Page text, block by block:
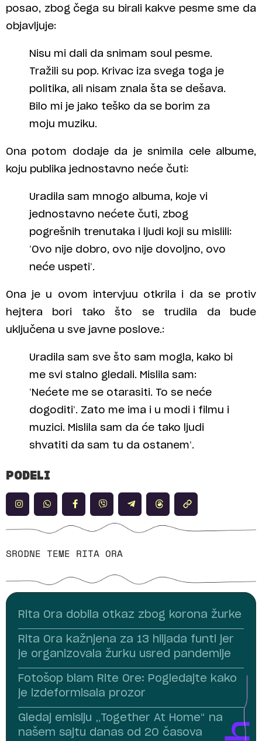
posao, zbog čega su birali kakve pesme sme da
objavljuje:
Nisu mi dali da snimam soul pesme.
Tražili su pop. Krivac iza svega toga je
politika, ali nisam znala šta se dešava.
Bilo mi je jako teško da se borim za
moju muziku.
Ona potom dodaje da je snimila cele albume,
koju publika jednostavno neće čuti:
Uradila sam mnogo albuma, koje vi
jednostavno nećete čuti, zbog
pogrešnih trenutaka i ljudi koji su mislili:
’Ovo nije dobro, ovo nije dovoljno, ovo
neće uspeti’.
Ona je u ovom intervjuu otkrila i da se protiv
hejtera bori tako što se trudila da bude
uključena u sve javne poslove.:
Uradila sam sve što sam mogla, kako bi
me svi stalno gledali. Mislila sam:
’Nećete me se otarasiti. To se neće
dogoditi’. Zato me ima i u modi i filmu i
muzici. Mislila sam da će tako ljudi
shvatiti da sam tu da ostanem’.
PODELI
SRODNE TEME RITA ORA
Rita Ora dobila otkaz zbog korona žurke
Rita Ora kažnjena za 13 hiljada funti jer
je organizovala žurku usred pandemije
Fotošop blam Rite Ore: Pogledajte kako
je izdeformisala prozor
Gledaj emisiju „Together At Home“ na
našem sajtu danas od 20 časova